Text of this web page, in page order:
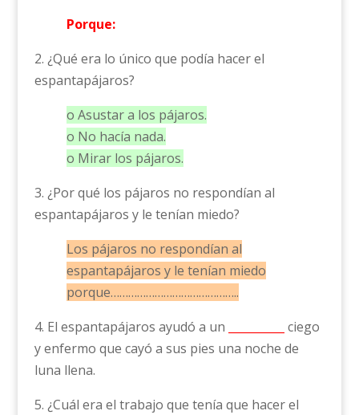
Porque:
2. ¿Qué era lo único que podía hacer el
espantapájaros?
o Asustar a los pájaros.
o No hacía nada.
o Mirar los pájaros.
3. ¿Por qué los pájaros no respondían al
espantapájaros y le tenían miedo?
Los pájaros no respondían al
espantapájaros y le tenían miedo
porque……………………………………..
4. El espantapájaros ayudó a un
ciego
y enfermo que cayó a sus pies una noche de
luna llena.
5. ¿Cuál era el trabajo que tenía que hacer el